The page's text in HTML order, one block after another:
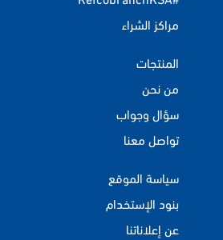
مراكز الشراء
المنتجات
من نحن
سؤال وجواب
تواصل معنا
سياسة الموقع
بنود الإستخدام
عن إعلاناتنا